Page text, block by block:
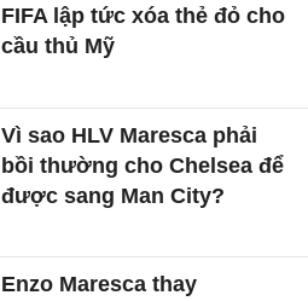
FIFA lập tức xóa thẻ đỏ cho
cầu thủ Mỹ
Vì sao HLV Maresca phải
bồi thường cho Chelsea để
được sang Man City?
Enzo Maresca thay